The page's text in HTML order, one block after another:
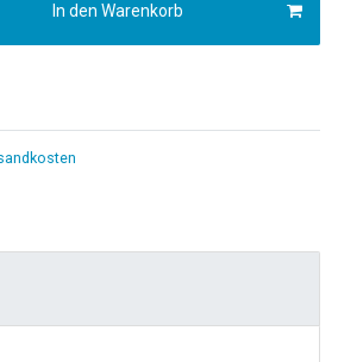
In den Warenkorb